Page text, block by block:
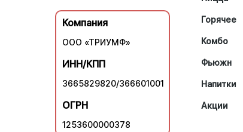
Компания
ООО «ТРИУМФ»
ИНН/КПП
3665829820/366601001
ОГРН
1253600000378
Горячее
Комбо
Фьюжн
Напитки
Акции